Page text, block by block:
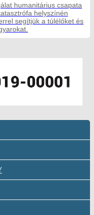
humanitárius csapata
helyszínén
segítjük a túlélőket és